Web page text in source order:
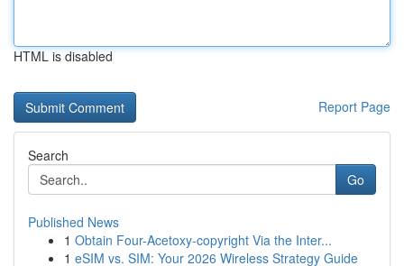
HTML is disabled
Report Page
Search
Go
Published News
1 Obtain Four-Acetoxy-copyright Via the Inter...
1 eSIM vs. SIM: Your 2026 Wireless Strategy Guide